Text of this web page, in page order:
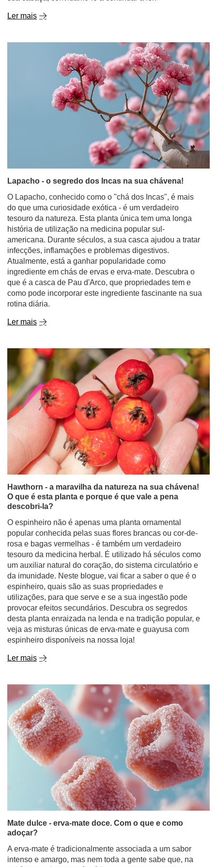
Ler mais
Lapacho - o segredo dos Incas na sua chávena!
O Lapacho, conhecido como o "chá dos Incas", é mais
do que uma curiosidade exótica - é um verdadeiro
tesouro da natureza. Esta planta única tem uma longa
história de utilização na medicina popular sul-
americana. Durante séculos, a sua casca ajudou a tratar
infecções, inflamações e problemas digestivos.
Atualmente, está a ganhar popularidade como
ingrediente em chás de ervas e erva-mate. Descubra o
que é a casca de Pau d'Arco, que propriedades tem e
como pode incorporar este ingrediente fascinante na sua
rotina diária.
Ler mais
Hawthorn - a maravilha da natureza na sua chávena!
O que é esta planta e porque é que vale a pena
descobri-la?
O espinheiro não é apenas uma planta ornamental
popular conhecida pelas suas flores brancas ou cor-de-
rosa e bagas vermelhas - é também um verdadeiro
tesouro da medicina herbal. É utilizado há séculos como
um auxiliar natural do coração, do sistema circulatório e
da imunidade. Neste blogue, vai ficar a saber o que é o
espinheiro, quais são as suas propriedades e
utilizações, para que serve e se a sua ingestão pode
provocar efeitos secundários. Descubra os segredos
desta planta enraizada na lenda e na tradição popular, e
veja as misturas únicas de erva-mate e guayusa com
espinheiro disponíveis na nossa loja!
Ler mais
Mate dulce - erva-mate doce. Com o que e como
adoçar?
A erva-mate é tradicionalmente associada a um sabor
intenso e amargo, mas nem toda a gente sabe que, na